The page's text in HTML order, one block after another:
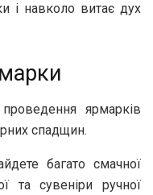
і навколо витає дух
ярмарків
спадщин.
багато смачної
та сувеніри ручної